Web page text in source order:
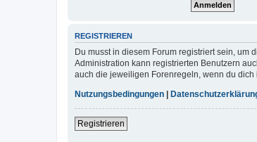
REGISTRIEREN
Du musst in diesem Forum registriert sein,
Administration kann registrierten Benutzern
auch die jeweiligen Forenregeln, wenn du
Nutzungsbedingungen
Registrieren